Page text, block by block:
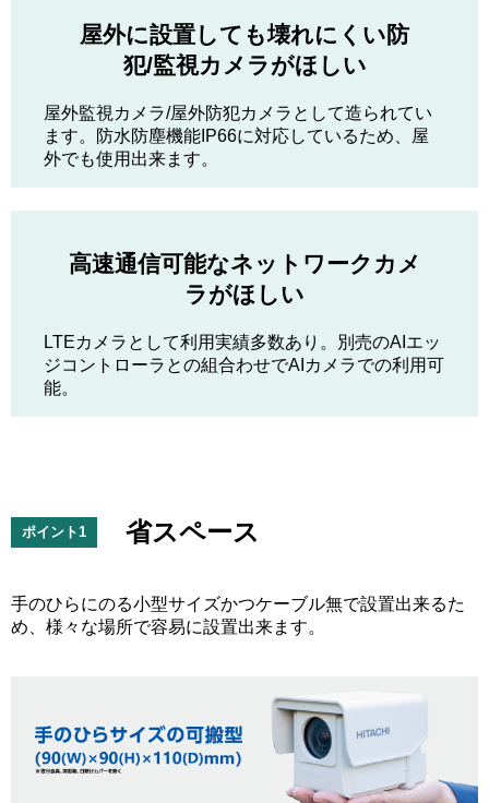
屋外に設置しても壊れにくい防
犯/監視カメラがほしい
屋外監視カメラ/屋外防犯カメラとして造られてい
ます。防水防塵機能IP66に対応しているため、屋
外でも使用出来ます。
高速通信可能なネットワークカメ
ラがほしい
LTEカメラとして利用実績多数あり。別売のAIエッ
ジコントローラとの組合わせでAIカメラでの利用可
能。
ポイント1 省スペース
手のひらにのる小型サイズかつケーブル無で設置出来るた
め、様々な場所で容易に設置出来ます。